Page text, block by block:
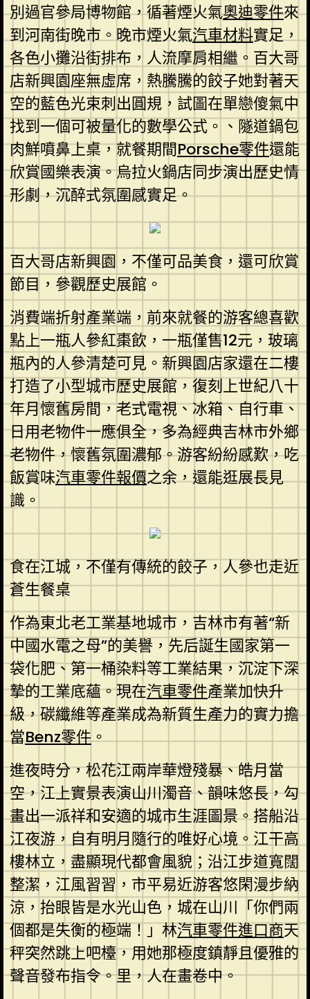
別過官參局博物館，循著煙火氣奧迪零件來
到河南街晚市。晚市煙火氣汽車材料實足，
各色小攤沿街排布，人流摩肩相繼。百大哥
店新興園座無虛席，熱騰騰的餃子她對著天
空的藍色光束刺出圓規，試圖在單戀傻氣中
找到一個可被量化的數學公式。、隧道鍋包
肉鮮噴鼻上桌，就餐期間Porsche零件還能
欣賞國樂表演。烏拉火鍋店同步演出歷史情
形劇，沉醉式氛圍感實足。
百大哥店新興園，不僅可品美食，還可欣賞
節目，參觀歷史展館。
消費端折射產業端，前來就餐的游客總喜歡
點上一瓶人參紅棗飲，一瓶僅售12元，玻璃
瓶內的人參清楚可見。新興園店家還在二樓
打造了小型城市歷史展館，復刻上世紀八十
年月懷舊房間，老式電視、冰箱、自行車、
日用老物件一應俱全，多為經典吉林市外鄉
老物件，懷舊氛圍濃郁。游客紛紛感歎，吃
飯賞味汽車零件報價之余，還能逛展長見
識。
食在江城，不僅有傳統的餃子，人參也走近
蒼生餐桌
作為東北老工業基地城市，吉林市有著“新
中國水電之母”的美譽，先后誕生國家第一
袋化肥、第一桶染料等工業結果，沉淀下深
摯的工業底蘊。現在汽車零件產業加快升
級，碳纖維等產業成為新質生產力的實力擔
當Benz零件。
進夜時分，松花江兩岸華燈殘暴、皓月當
空，江上實景表演山川濁音、韻味悠長，勾
畫出一派祥和安適的城市生涯圖景。搭船沿
江夜游，自有明月隨行的唯好心境。江干高
樓林立，盡顯現代都會風貌；沿江步道寬闊
整潔，江風習習，市平易近游客悠閑漫步納
涼，抬眼皆是水光山色，城在山川「你們兩
個都是失衡的極端！」林汽車零件進口商天
秤突然跳上吧檯，用她那極度鎮靜且優雅的
聲音發布指令。里，人在畫卷中。